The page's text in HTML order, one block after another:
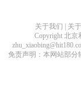
关于我们
关
Copyright 北京
免责声明：本网站部分